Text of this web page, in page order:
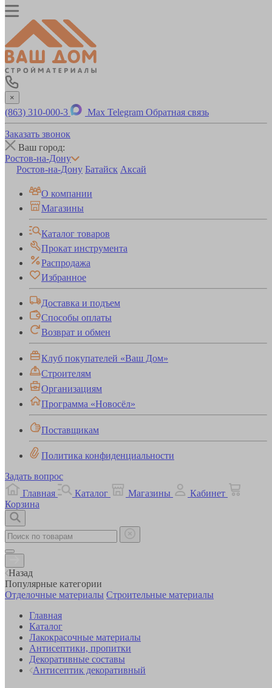
×
(863) 310-000-3 Max Telegram Обратная связь
Заказать звонок
Ваш город:
Ростов-на-Дону
Ростов-на-Дону Батайск Аксай
О компании
Магазины
Каталог товаров
Прокат инструмента
Распродажа
Избранное
Доставка и подъем
Способы оплаты
Возврат и обмен
Клуб покупателей «Ваш Дом»
Строителям
Организациям
Программа «Новосёл»
Поставщикам
Политика конфиденциальности
Задать вопрос
Главная
Каталог Магазины
Кабинет
Корзина
Назад
Популярные категории
Отделочные материалы Строительные материалы
Главная
Каталог
Лакокрасочные материалы
Антисептики, пропитки
Декоративные составы
Антисептик декоративный